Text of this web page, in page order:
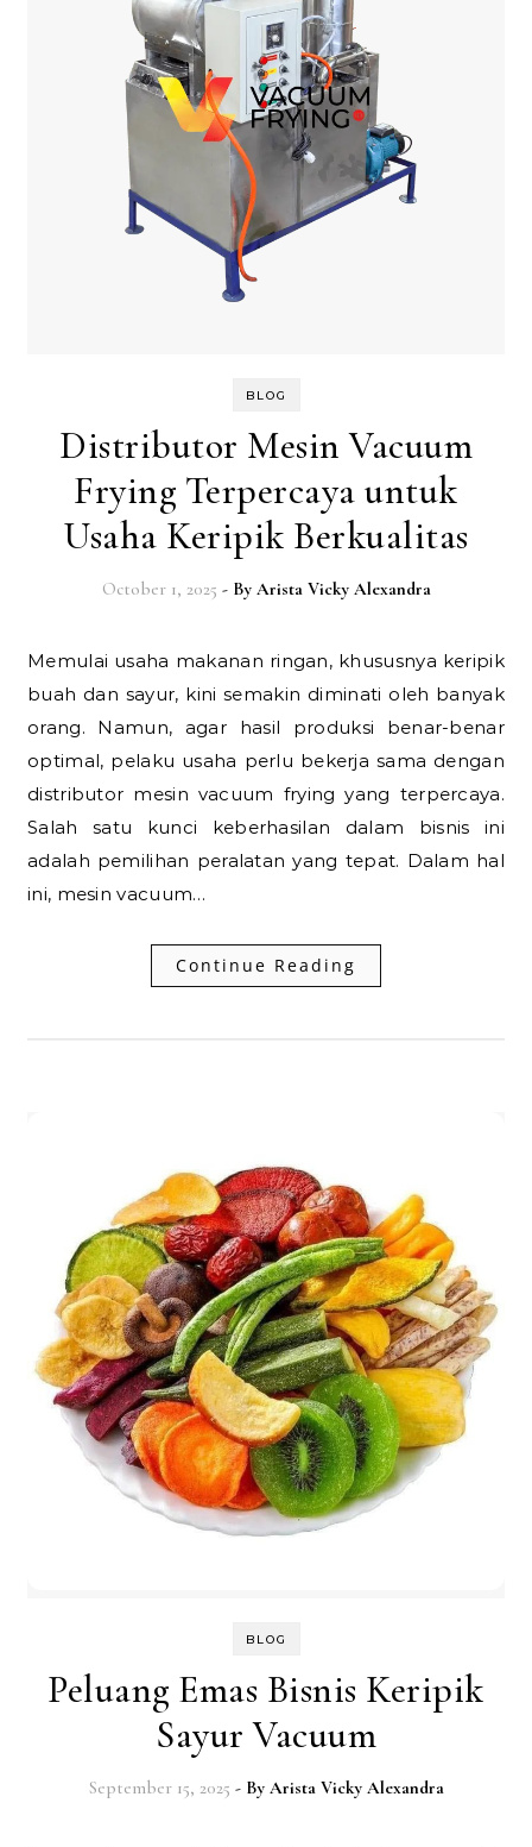
BLOG
Distributor Mesin Vacuum
Frying Terpercaya untuk
Usaha Keripik Berkualitas
October 1, 2025 - By Arista Vicky Alexandra
Memulai usaha makanan ringan, khususnya keripik
buah dan sayur, kini semakin diminati oleh banyak
orang. Namun, agar hasil produksi benar-benar
optimal, pelaku usaha perlu bekerja sama dengan
distributor mesin vacuum frying yang terpercaya.
Salah satu kunci keberhasilan dalam bisnis ini
adalah pemilihan peralatan yang tepat. Dalam hal
ini, mesin vacuum…
Continue Reading
BLOG
Peluang Emas Bisnis Keripik
Sayur Vacuum
September 15, 2025 - By Arista Vicky Alexandra